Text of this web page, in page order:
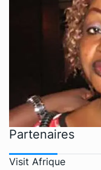
Partenaires
Visit Afrique